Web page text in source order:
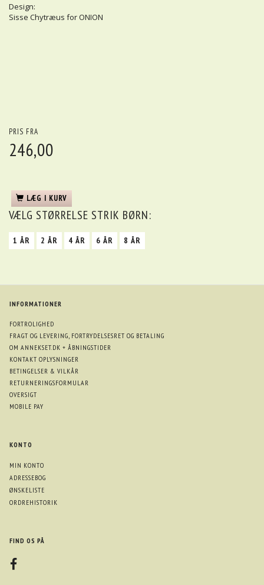
Design:
Sisse Chytræus for ONION
PRIS FRA
246,00
LÆG I KURV
VÆLG STØRRELSE STRIK BØRN:
1 ÅR 2 ÅR 4 ÅR 6 ÅR 8 ÅR
INFORMATIONER
FORTROLIGHED
FRAGT OG LEVERING, FORTRYDELSESRET OG BETALING
OM ANNEKSET.DK + ÅBNINGSTIDER
KONTAKT OPLYSNINGER
BETINGELSER & VILKÅR
RETURNERINGSFORMULAR
OVERSIGT
MOBILE PAY
KONTO
MIN KONTO
ADRESSEBOG
ØNSKELISTE
ORDREHISTORIK
FIND OS PÅ